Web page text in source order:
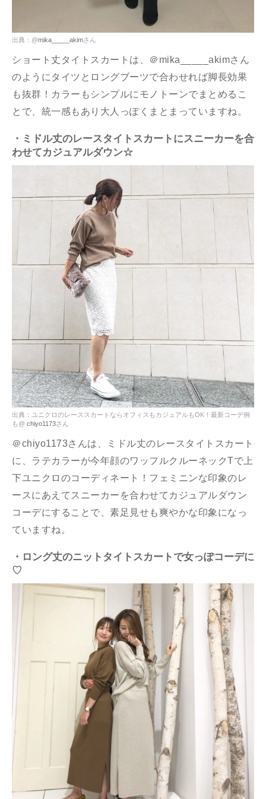
出典：@mika_____akimさん
ショート丈タイトスカートは、＠mika_____akimさん
のようにタイツとロングブーツで合わせれば脚長効果
も抜群！カラーもシンプルにモノトーンでまとめるこ
とで、統一感もあり大人っぽくまとまっていますね。
・ミドル丈のレースタイトスカートにスニーカーを合
わせてカジュアルダウン☆
出典：ユニクロのレーススカートならオフィスもカジュアルもOK！最新コーデ例
も@ chiyo1173さん
＠chiyo1173さんは、ミドル丈のレースタイトスカート
に、ラテカラーが今年顔のワッフルクルーネックTで上
下ユニクロのコーディネート！フェミニンな印象のレ
ースにあえてスニーカーを合わせてカジュアルダウン
コーデにすることで、素足見せも爽やかな印象になっ
ていますね。
・ロング丈のニットタイトスカートで女っぽコーデに
♡